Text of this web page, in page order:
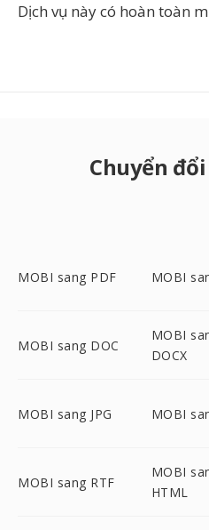
Dịch vụ này có hoàn toàn
Chuyển
MOBI sang PDF MOBI
MOBI sang DOC
MOBI
DOCX
MOBI sang JPG MOBI
MOBI sang RTF
MOBI
HTML